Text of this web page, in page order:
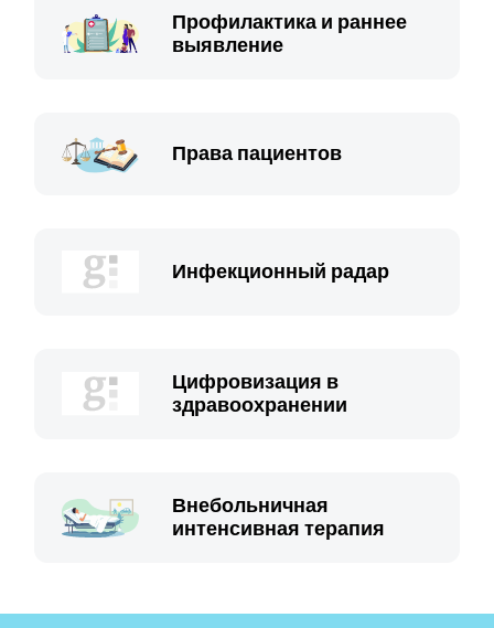
Профилактика и раннее
выявление
Права пациентов
Инфекционный радар
Цифровизация в
здравоохранении
Внебольничная
интенсивная терапия